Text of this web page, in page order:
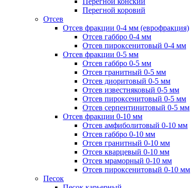
Перегной коровий
Отсев
Отсев фракции 0-4 мм (еврофракция)
Отсев габбро 0-4 мм
Отсев пироксенитовый 0-4 мм
Отсев фракции 0-5 мм
Отсев габбро 0-5 мм
Отсев гранитный 0-5 мм
Отсев диоритовый 0-5 мм
Отсев известняковый 0-5 мм
Отсев пироксенитовый 0-5 мм
Отсев серпентинитовый 0-5 мм
Отсев фракции 0-10 мм
Отсев амфиболитовый 0-10 мм
Отсев габбро 0-10 мм
Отсев гранитный 0-10 мм
Отсев кварцевый 0-10 мм
Отсев мраморный 0-10 мм
Отсев пироксенитовый 0-10 мм
Песок